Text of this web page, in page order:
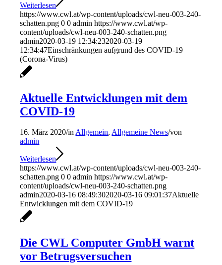
Weiterlesen
https://www.cwl.at/wp-content/uploads/cwl-neu-003-240-
schatten.png 0 0 admin https://www.cwl.at/wp-
content/uploads/cwl-neu-003-240-schatten.png
admin2020-03-19 12:34:232020-03-19
12:34:47Einschränkungen aufgrund des COVID-19
(Corona-Virus)
Aktuelle Entwicklungen mit dem
COVID-19
16. März 2020/inAllgemein,Allgemeine News/von
admin
Weiterlesen
https://www.cwl.at/wp-content/uploads/cwl-neu-003-240-
schatten.png 0 0 admin https://www.cwl.at/wp-
content/uploads/cwl-neu-003-240-schatten.png
admin2020-03-16 08:49:302020-03-16 09:01:37Aktuelle
Entwicklungen mit dem COVID-19
Die CWL Computer GmbH warnt
vor Betrugsversuchen